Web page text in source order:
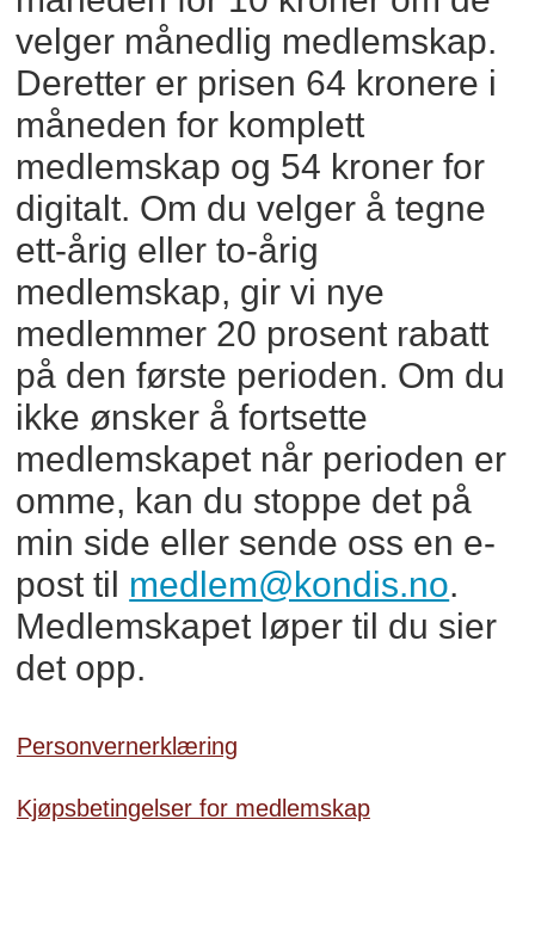
velger månedlig medlemskap.
Deretter er prisen 64 kronere i
måneden for komplett
medlemskap og 54 kroner for
digitalt. Om du velger å tegne
ett-årig eller to-årig
medlemskap, gir vi nye
medlemmer 20 prosent rabatt
på den første perioden. Om du
ikke ønsker å fortsette
medlemskapet når perioden er
omme, kan du stoppe det på
min side eller sende oss en e-
post til medlem@kondis.no.
Medlemskapet løper til du sier
det opp.
Personvernerklæring
Kjøpsbetingelser for medlemskap